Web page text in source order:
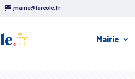
mairie@lareole.fr
Mairie